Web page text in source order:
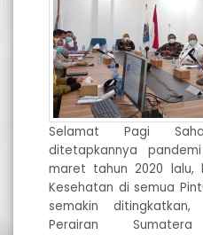
Selamat Pagi
ditetapkannya
maret tahun 2020 lalu,
Kesehatan di semua
semakin
Perairan